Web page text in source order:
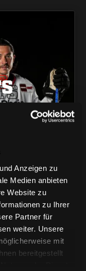
Anzeigen zu
Medien anbieten
Website zu
zu Ihrer
Partner für
weiter. Unsere
mit
bereitgestellt